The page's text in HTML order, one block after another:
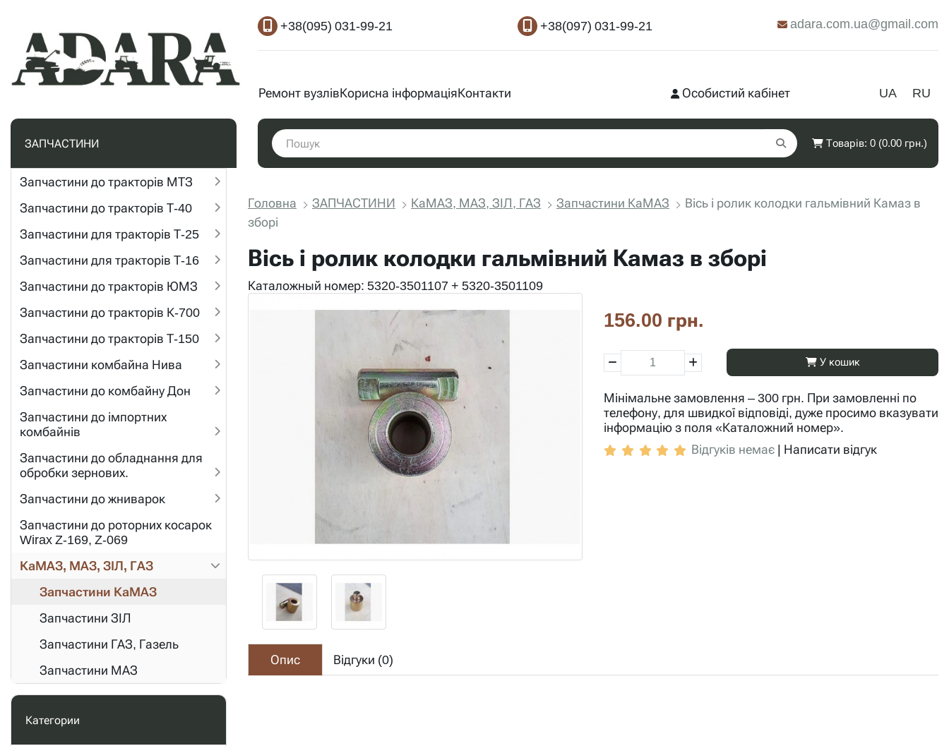
+38(095) 031-99-21 +38(097) 031-99-21 adara.com.ua@gmail.com
Ремонт вузлівКорисна інформаціяКонтакти UA RU
Особистий кабінет
ЗАПЧАСТИНИ Товарів: 0 (0.00 грн.)
Запчастини до тракторів МТЗ
Запчастини до тракторів Т-40
Запчастини для тракторів Т-25
Запчастини для тракторів Т-16
Запчастини до тракторів ЮМЗ
Запчастини до тракторів К-700
Запчастини до тракторів Т-150
Запчастини комбайна Нива
Запчастини до комбайну Дон
Запчастини до імпортних
комбайнів
Запчастини до обладнання для
обробки зернових.
Запчастини до жниварок
Запчастини до роторних косарок
Wirax Z-169, Z-069
КаМАЗ, МАЗ, ЗІЛ, ГАЗ
Запчастини КаМАЗ
Запчастини ЗІЛ
Запчастини ГАЗ, Газель
Запчастини МАЗ
Категории
Головна ЗАПЧАСТИНИ КаМАЗ, МАЗ, ЗІЛ, ГАЗ Запчастини КаМАЗ
Вісь і ролик колодки гальмівний Камаз в
зборі
Вісь і ролик колодки гальмівний Камаз в зборі
Каталожный номер: 5320-3501107 + 5320-3501109
156.00 грн.
У кошик
Мінімальне замовлення – 300 грн. При замовленні по
телефону, для швидкої відповіді, дуже просимо вказувати
інформацію з поля «Каталожний номер».
Відгуків немає | Написати відгук
Опис Відгуки (0)